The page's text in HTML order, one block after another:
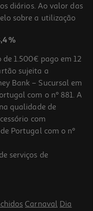
3 Plus Mcm3pm386
diários. Ao valor das
sobre a utilização
%
1.500€ pago em 12
sujeita a
Bank – Sucursal em
com o nº 881. A
qualidade de
com
Portugal com o nº
serviços de
Carnaval Dia